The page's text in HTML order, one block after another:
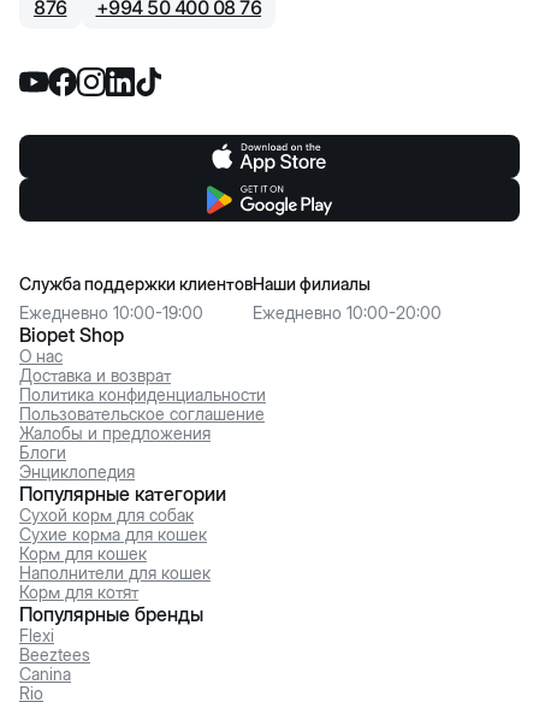
876 +994 50 400 08 76
Biopet Shop
О нас
Доставка и возврат
Политика конфиденциальности
Пользовательское соглашение
Жалобы и предложения
Блоги
Энциклопедия
Служба поддержки клиентов
Ежедневно 10:00-19:00
Наши филиалы
Ежедневно 10:00-20:00
Популярные категории
Сухой корм для собак
Сухие корма для кошек
Корм для кошек
Наполнители для кошек
Корм для котят
Популярные бренды
Flexi
Beeztees
Canina
Rio